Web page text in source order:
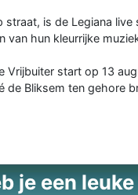
straat, is de Legiana
van hun kleurrijke
Vrijbuiter start op 13
de Bliksem ten gehore
je een